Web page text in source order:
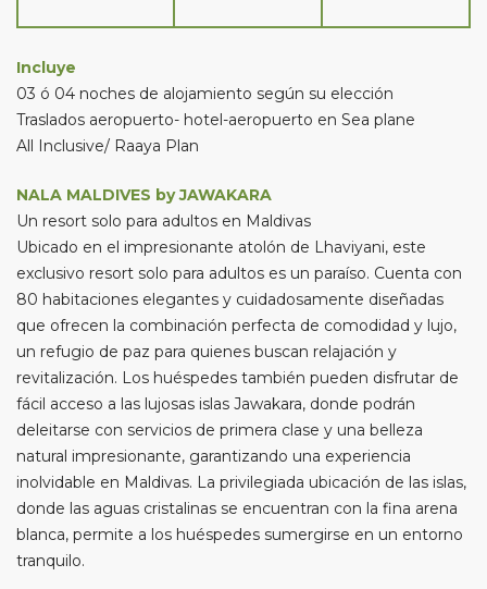
Incluye
03 ó 04 noches de alojamiento según su elección
Traslados aeropuerto- hotel-aeropuerto en Sea plane
All Inclusive/ Raaya Plan
NALA MALDIVES by JAWAKARA
Un resort solo para adultos en Maldivas
Ubicado en el impresionante atolón de Lhaviyani, este
exclusivo resort solo para adultos es un paraíso. Cuenta con
80 habitaciones elegantes y cuidadosamente diseñadas
que ofrecen la combinación perfecta de comodidad y lujo,
un refugio de paz para quienes buscan relajación y
revitalización. Los huéspedes también pueden disfrutar de
fácil acceso a las lujosas islas Jawakara, donde podrán
deleitarse con servicios de primera clase y una belleza
natural impresionante, garantizando una experiencia
inolvidable en Maldivas. La privilegiada ubicación de las islas,
donde las aguas cristalinas se encuentran con la fina arena
blanca, permite a los huéspedes sumergirse en un entorno
tranquilo.